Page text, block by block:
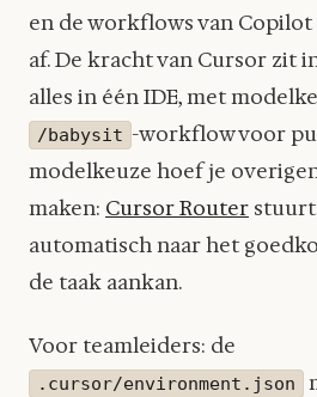
en de workflows van
af. De kracht van Cursor zit
alles in één IDE, met
/babysit -workflow voor
modelkeuze hoef je
maken: Cursor Router
automatisch naar het
de taak aankan.
Voor teamleiders: de
.cursor/environment.json